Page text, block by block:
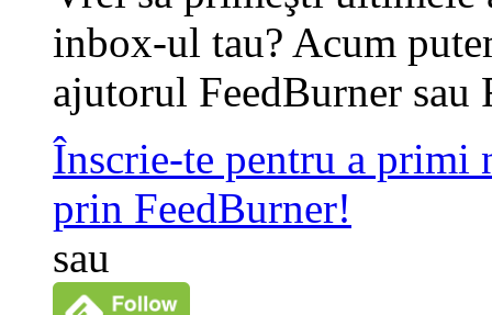
inbox-ul tau? Acum
ajutorul FeedBurner sau
Înscrie-te pentru a primi
prin FeedBurner!
sau